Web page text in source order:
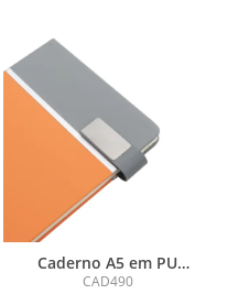
Caderno A5 em PU
(21X15cm)
CAD490